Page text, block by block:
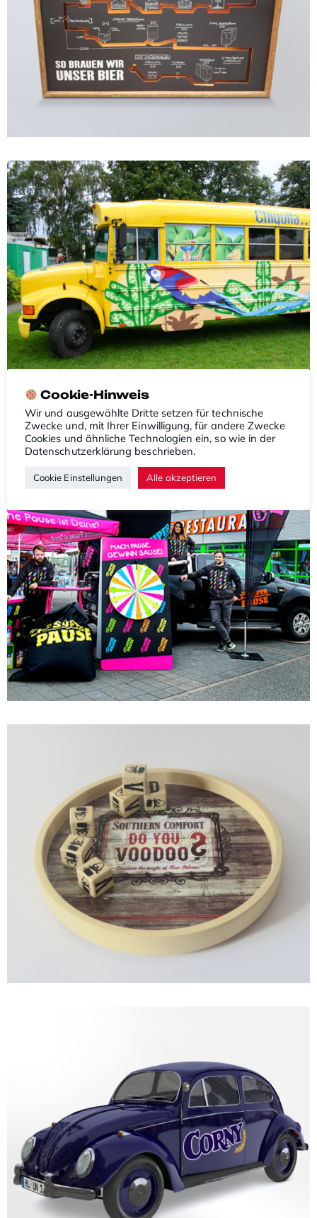
PROMO EQUIPMENT
PROMO EQUIPMENT
PROMO EQUIPMENT
PROMO EQUIPMENT
PROMO EQUIPMENT
Cookie-Hinweis
Wir und ausgewählte Dritte setzen für technische
Zwecke und, mit Ihrer Einwilligung, für andere Zwecke
Cookies und ähnliche Technologien ein, so wie in der
Datenschutzerklärung beschrieben.
Cookie Einstellungen Alle akzeptieren